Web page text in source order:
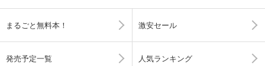
まるごと無料本！ 激安セール
発売予定一覧 人気ランキング